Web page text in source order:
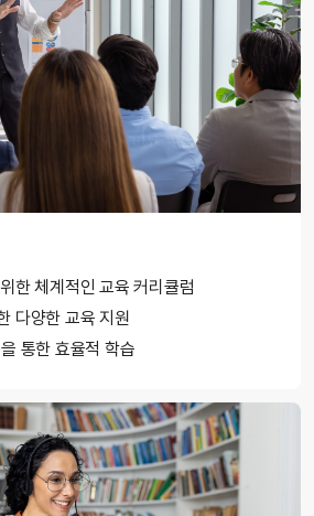
한 체계적인 교육 커리큘럼
다양한 교육 지원
통한 효율적 학습